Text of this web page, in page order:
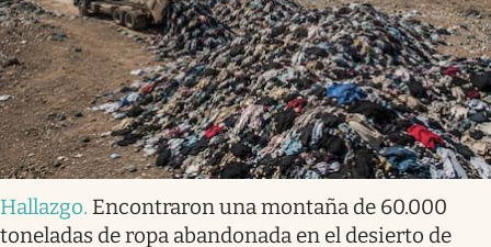
Hallazgo. Encontraron una montaña de 60.000
toneladas de ropa abandonada en el desierto de